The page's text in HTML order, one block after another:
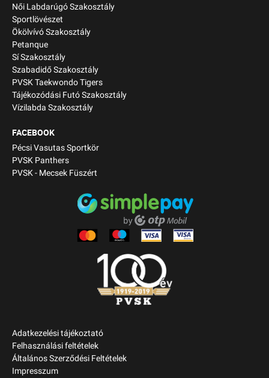
Női Labdarúgó Szakosztály
Sportlövészet
Ökölvívó Szakosztály
Petanque
Sí Szakosztály
Szabadidő Szakosztály
PVSK Taekwondo Tigers
Tájékozódási Futó Szakosztály
Vízilabda Szakosztály
FACEBOOK
Pécsi Vasutas Sportkör
PVSK Panthers
PVSK - Mecsek Füszért
Adatkezelési tájékoztató
Felhasználási feltételek
Általános Szerződési Feltételek
Impresszum